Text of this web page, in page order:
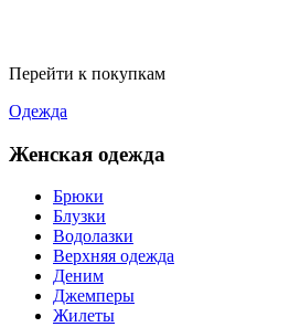
Перейти к покупкам
Одежда
Женская одежда
Брюки
Блузки
Водолазки
Верхняя одежда
Деним
Джемперы
Жилеты